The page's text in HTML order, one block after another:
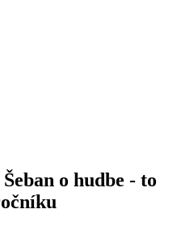
o hudbe - to